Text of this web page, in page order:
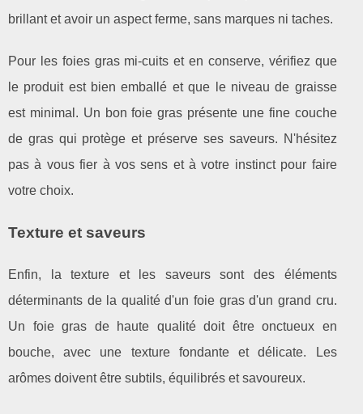
brillant et avoir un aspect ferme, sans marques ni taches.
Pour les foies gras mi-cuits et en conserve, vérifiez que
le produit est bien emballé et que le niveau de graisse
est minimal. Un bon foie gras présente une fine couche
de gras qui protège et préserve ses saveurs. N'hésitez
pas à vous fier à vos sens et à votre instinct pour faire
votre choix.
Texture et saveurs
Enfin, la texture et les saveurs sont des éléments
déterminants de la qualité d'un foie gras d'un grand cru.
Un foie gras de haute qualité doit être onctueux en
bouche, avec une texture fondante et délicate. Les
arômes doivent être subtils, équilibrés et savoureux.